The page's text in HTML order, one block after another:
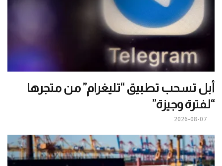
أبل تسحب تطبيق “تليغرام” من متجرها
“لفترة وجيزة”
2026-08-07